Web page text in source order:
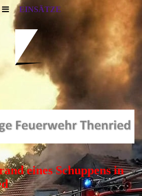
EINSÄTZE
eines Schuppens in